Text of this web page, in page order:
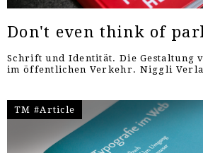
Don't even think of
Schrift und Identität. Die Gestaltung
im öffentlichen Verkehr. Niggli
TM #Article